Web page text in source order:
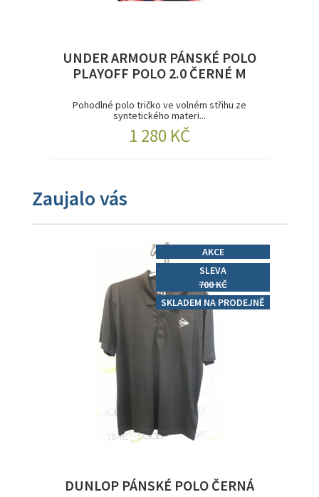
UNDER ARMOUR PÁNSKÉ POLO
PLAYOFF POLO 2.0 ČERNÉ M
Pohodlné polo tričko ve volném střihu ze
syntetického materi...
1 280 KČ
Zaujalo vás
AKCE
SLEVA
700 KČ
SKLADEM NA PRODEJNĚ
DUNLOP PÁNSKÉ POLO ČERNÁ